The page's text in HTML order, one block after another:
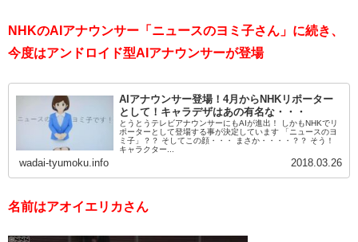
NHKのAIアナウンサー「ニュースのヨミ子さん」に続き、
今度はアンドロイド型AIアナウンサーが登場
AIアナウンサー登場！4月からNHKリポーター
として！キャラデザはあの有名な・・・
とうとうテレビアナウンサーにもAIが進出！ しかもNHKでリ
ポーターとして登場する事が決定しています 「ニュースのヨ
ミ子」？？ そしてこの顔・・・ まさか・・・・？？ そう！
キャラクター...
wadai-tyumoku.info 2018.03.26
名前はアオイエリカさん